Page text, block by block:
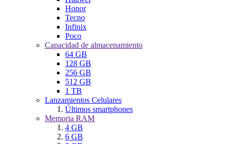
Honor
Tecno
Infinix
Poco
Capacidad de almacenamiento
64 GB
128 GB
256 GB
512 GB
1 TB
Lanzamientos Celulares
Últimos smartphones
Memoria RAM
4 GB
6 GB